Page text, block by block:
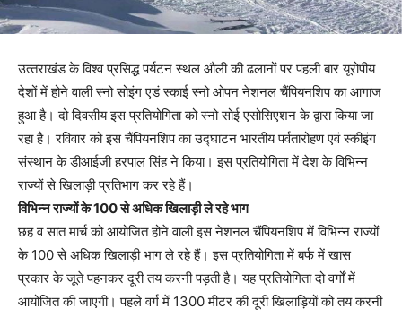
उत्‍तराखंड के विश्व प्रसिद्ध पर्यटन स्थल औली की ढलानों पर पहली बार यूरोपीय
देशों में होने वाली स्नो सोइंग एडं स्काई स्नो ओपन नेशनल चैंपियनशिप का आगाज
हुआ है। दो दिवसीय इस प्रतियोगिता को स्नो सोई एसोसिएशन के द्वारा किया जा
रहा है। रविवार को इस चैंपियनशिप का उद्घाटन भारतीय पर्वतारोहण एवं स्कीइंग
संस्थान के डीआईजी हरपाल सिंह ने किया। इस प्रतियोगिता में देश के विभिन्न
राज्यों से खिलाड़ी प्रतिभाग कर रहे हैं।
विभिन्न राज्यों के 100 से अधिक खिलाड़ी ले रहे भाग
छह व सात मार्च को आयोजित होने वाली इस नेशनल चैंपियनशिप में विभिन्न राज्यों
के 100 से अधिक खिलाड़ी भाग ले रहे हैं। इस प्रतियोगिता में बर्फ में खास
प्रकार के जूते पहनकर दूरी तय करनी पड़ती है। यह प्रतियोगिता दो वर्गों में
आयोजित की जाएगी। पहले वर्ग में 1300 मीटर की दूरी खिलाड़ियों को तय करनी